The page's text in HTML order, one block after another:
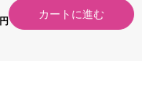
円
カートに進む